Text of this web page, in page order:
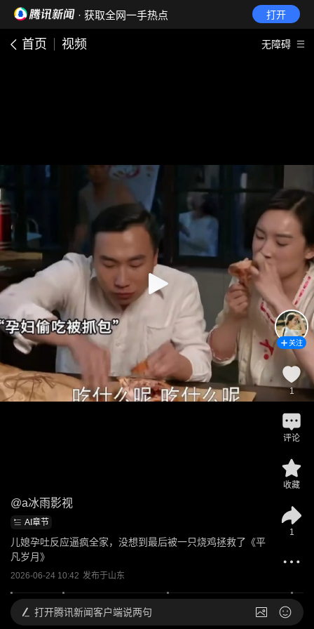
· 获取全网一手热点 打开
首页 视频 无障碍
@a冰雨影视
AI章节
儿媳孕吐反应逼疯全家，没想到最后被一只烧鸡拯救了《平
凡岁月》
2026-06-24 10:42 发布于山东
关注
1
评论
收藏
1
打开腾讯新闻客户端说两句